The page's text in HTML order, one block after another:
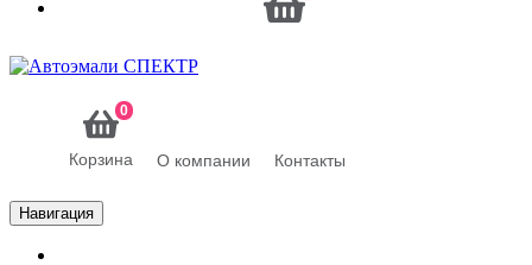
0
Корзина О компании Контакты
Навигация